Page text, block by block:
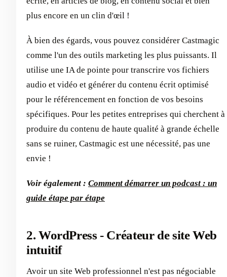
plus encore en un clin d'œil !
À bien des égards, vous pouvez considérer Castmagic
comme l'un des outils marketing les plus puissants. Il
utilise une IA de pointe pour transcrire vos fichiers
audio et vidéo et générer du contenu écrit optimisé
pour le référencement en fonction de vos besoins
spécifiques. Pour les petites entreprises qui cherchent à
produire du contenu de haute qualité à grande échelle
sans se ruiner, Castmagic est une nécessité, pas une
envie !
Voir également : Comment démarrer un podcast : un
guide étape par étape
2. WordPress - Créateur de site Web
intuitif
Avoir un site Web professionnel n'est pas négociable